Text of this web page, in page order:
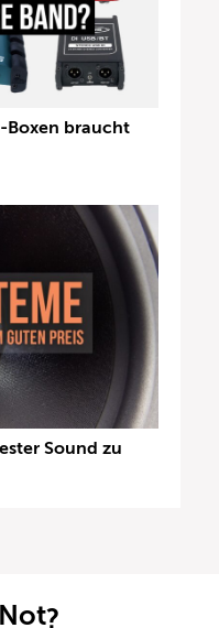
Boxen braucht
Sound zu
?